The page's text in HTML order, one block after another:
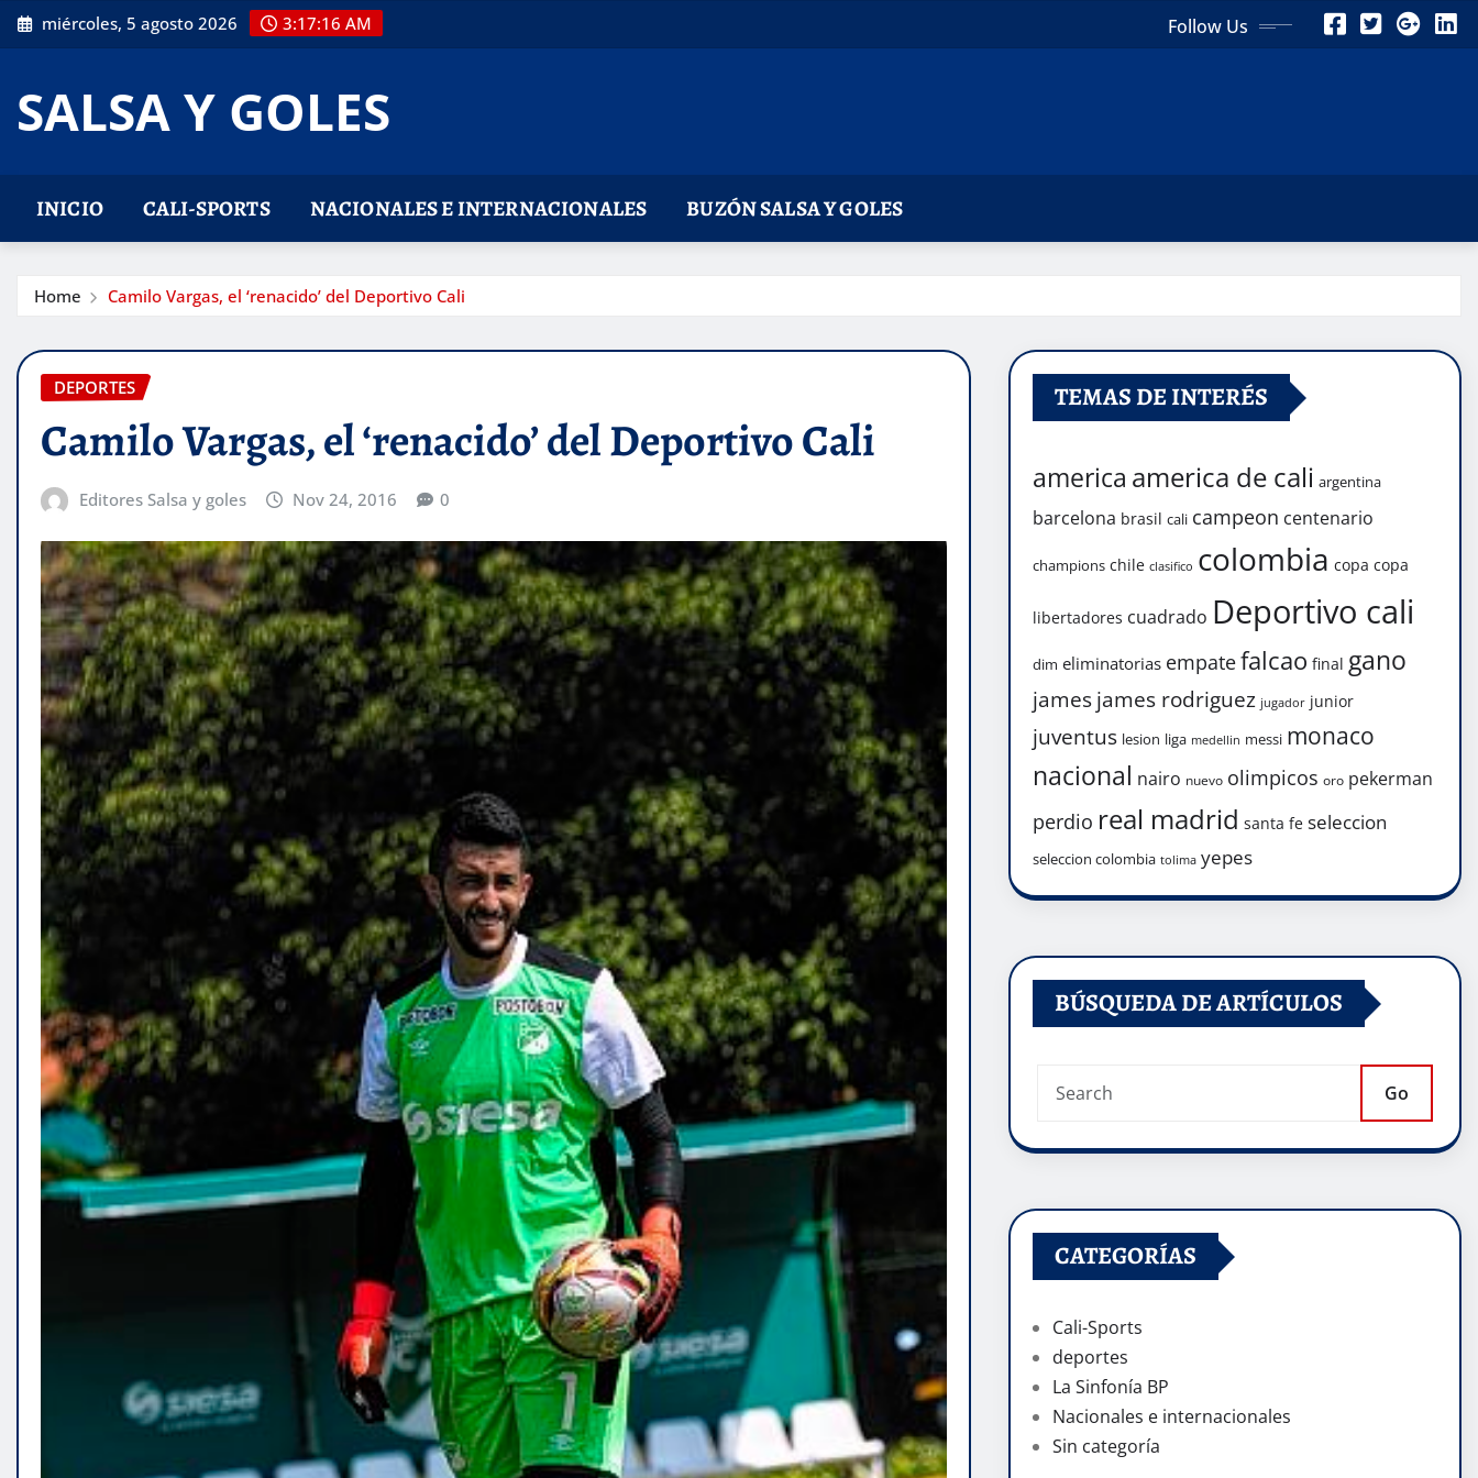
Skip
to
miércoles, 5 agosto 2026 3:17:18 AM Follow Us
SALSA Y GOLES
INICIO CALI-SPORTS NACIONALES E INTERNACIONALES BUZÓN SALSA Y GOLES
Home Camilo Vargas, el ‘renacido’ del Deportivo Cali
DEPORTES
Camilo Vargas, el ‘renacido’ del Deportivo Cali
Editores Salsa y goles Nov 24, 2016 0
TEMAS DE INTERÉS
america america de cali argentina
barcelona brasil cali campeon centenario
champions chile clasifico colombia copa copa
libertadores cuadrado Deportivo cali
dim eliminatorias empatefalcao final gano
james james rodriguez jugador junior
juventus lesion liga medellin messi monaco
nacional nairo nuevo olimpicos oro pekerman
perdio real madrid santa fe seleccion
seleccion colombia tolima yepes
BÚSQUEDA DE ARTÍCULOS
Go
CATEGORÍAS
Cali-Sports
deportes
La Sinfonía BP
Nacionales e internacionales
Sin categoría